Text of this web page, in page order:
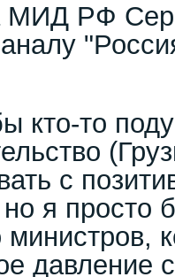
МИД РФ
кто-то
с
я просто
давление